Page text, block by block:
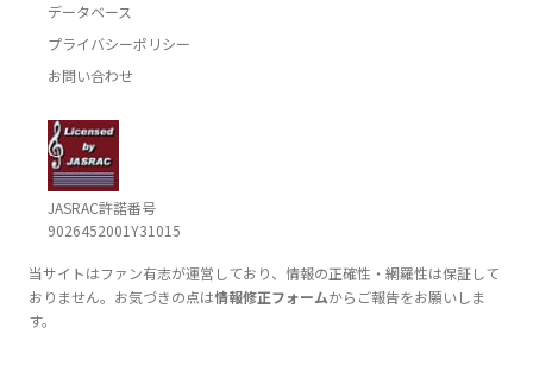
データベース
プライバシーポリシー
お問い合わせ
JASRAC許諾番号
9026452001Y31015
当サイトはファン有志が運営しており、情報の正確性・網羅性は保証して
おりません。お気づきの点は情報修正フォームからご報告をお願いしま
す。